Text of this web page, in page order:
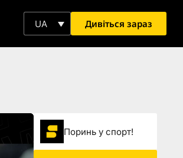
UA Дивіться зараз
Поринь у спорт!